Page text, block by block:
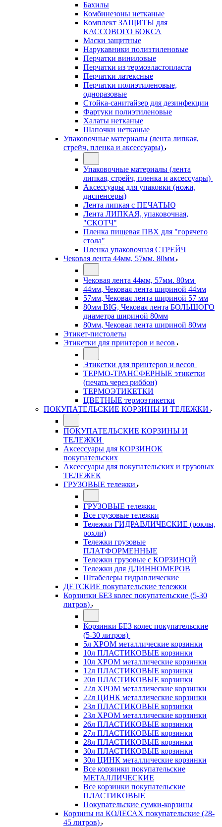
Бахилы
Комбинезоны нетканые
Комплект ЗАЩИТЫ для
КАССОВОГО БОКСА
Маски защитные
Нарукавники полиэтиленовые
Перчатки виниловые
Перчатки из термоэластопласта
Перчатки латексные
Перчатки полиэтиленовые,
одноразовые
Стойка-санитайзер для дезинфекции
Фартуки полиэтиленовые
Халаты нетканые
Шапочки нетканые
Упаковочные материалы (лента липкая,
стрейч, пленка и аксессуары)
Упаковочные материалы (лента
липкая, стрейч, пленка и аксессуары)
Аксессуары для упаковки (ножи,
диспенсеры)
Лента липкая с ПЕЧАТЬЮ
Лента ЛИПКАЯ, упаковочная,
"СКОТЧ"
Пленка пищевая ПВХ для "горячего
стола"
Пленка упаковочная СТРЕЙЧ
Чековая лента 44мм, 57мм. 80мм
Чековая лента 44мм, 57мм. 80мм
44мм, Чековая лента шириной 44мм
57мм, Чековая лента шириной 57 мм
80мм BIG, Чековая лента БОЛЬШОГО
диаметра шириной 80мм
80мм, Чековая лента шириной 80мм
Этикет-пистолеты
Этикетки для принтеров и весов
Этикетки для принтеров и весов
ТЕРМО-ТРАНСФЕРНЫЕ этикетки
(печать через риббон)
ТЕРМОЭТИКЕТКИ
ЦВЕТНЫЕ термоэтикетки
ПОКУПАТЕЛЬСКИЕ КОРЗИНЫ И ТЕЛЕЖКИ
ПОКУПАТЕЛЬСКИЕ КОРЗИНЫ И
ТЕЛЕЖКИ
Аксессуары для КОРЗИНОК
покупательских
Аксессуары для покупательских и грузовых
ТЕЛЕЖЕК
ГРУЗОВЫЕ тележки
ГРУЗОВЫЕ тележки
Все грузовые тележки
Тележки ГИДРАВЛИЧЕСКИЕ (роклы,
рохли)
Тележки грузовые
ПЛАТФОРМЕННЫЕ
Тележки грузовые с КОРЗИНОЙ
Тележки для ДЛИННОМЕРОВ
Штабелеры гидравлические
ДЕТСКИЕ покупательские тележки
Корзинки БЕЗ колес покупательские (5-30
литров)
Корзинки БЕЗ колес покупательские
(5-30 литров)
5л ХРОМ металлические корзинки
10л ПЛАСТИКОВЫЕ корзинки
10л ХРОМ металлические корзинки
12л ПЛАСТИКОВЫЕ корзинки
20л ПЛАСТИКОВЫЕ корзинки
22л ХРОМ металлические корзинки
22л ЦИНК металлические корзинки
23л ПЛАСТИКОВЫЕ корзинки
23л ХРОМ металлические корзинки
26л ПЛАСТИКОВЫЕ корзинки
27л ПЛАСТИКОВЫЕ корзинки
28л ПЛАСТИКОВЫЕ корзинки
30л ПЛАСТИКОВЫЕ корзинки
30л ЦИНК металлические корзинки
Все корзинки покупательские
МЕТАЛЛИЧЕСКИЕ
Все корзинки покупательские
ПЛАСТИКОВЫЕ
Покупательские сумки-корзины
Корзины на КОЛЕСАХ покупательские (28-
45 литров)